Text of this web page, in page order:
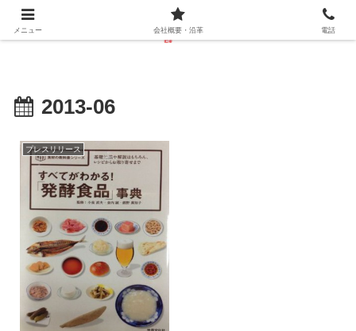
2013-06
プレスリリース
メニュー 会社概要・沿革 電話